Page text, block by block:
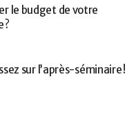
le budget de votre
?
sur l’après-séminaire !